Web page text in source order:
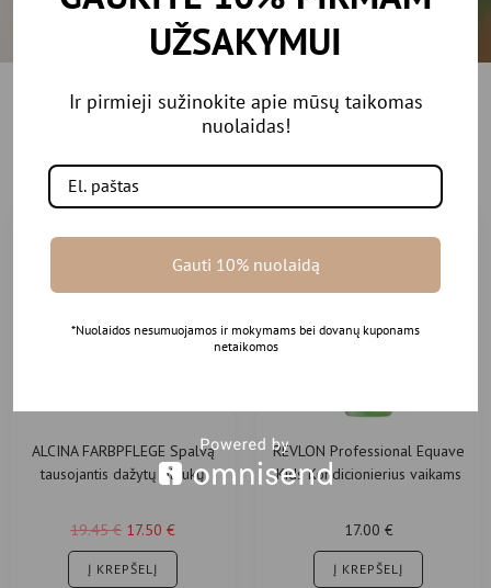
Rekomenduojamos
prekės
ALCINA FARBPFLEGE Spalvą
tausojantis dažytų plaukų
19.45€ 17.50 €
Į KREPŠELĮ
REVLON Professional Equave
Kids Kondicionierius vaikams
17.00 €
Į KREPŠELĮ
UŽSAKYMUI
Ir pirmieji sužinokite apie mūsų taikomas
nuolaidas!
Gauti 10% nuolaidą
*Nuolaidos nesumuojamos ir mokymams bei dovanų kuponams
netaikomos